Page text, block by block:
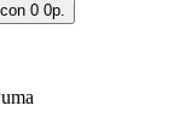
0 0р.